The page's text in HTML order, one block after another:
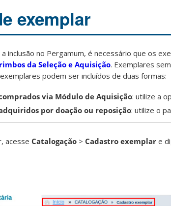
exemplar
inclusão no Pergamum, é necessário que os
da Seleção e Aquisição. Exemplares
podem ser incluídos de duas formas:
via Módulo de Aquisição: utilize a
por doação ou reposição: utilize o
acesse Catalogação > Cadastro exemplar e